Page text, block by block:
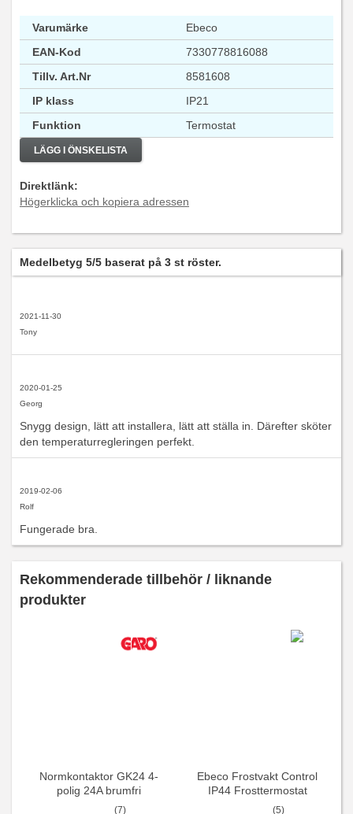
Varumärke
Ebeco
EAN-Kod
7330778816088
Tillv. Art.Nr
8581608
IP klass
IP21
Funktion
Termostat
LÄGG I ÖNSKELISTA
Direktlänk:
Högerklicka och kopiera adressen
Medelbetyg 5/5 baserat på 3 st röster.
2021-11-30
Tony
2020-01-25
Georg
Snygg design, lätt att installera, lätt att ställa in. Därefter sköter
den temperaturregleringen perfekt.
2019-02-06
Rolf
Fungerade bra.
Rekommenderade tillbehör / liknande
produkter
Normkontaktor GK24 4-
polig 24A brumfri
(7)
Ebeco Frostvakt Control
IP44 Frosttermostat
(5)